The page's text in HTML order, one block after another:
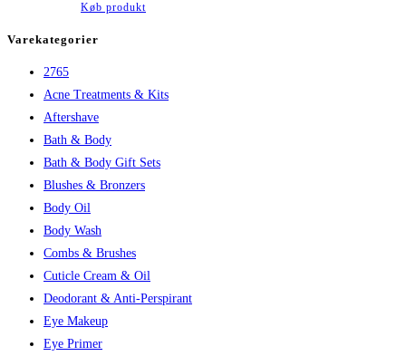
Køb produkt
Varekategorier
2765
Acne Treatments & Kits
Aftershave
Bath & Body
Bath & Body Gift Sets
Blushes & Bronzers
Body Oil
Body Wash
Combs & Brushes
Cuticle Cream & Oil
Deodorant & Anti-Perspirant
Eye Makeup
Eye Primer